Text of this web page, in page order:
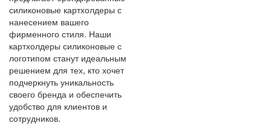
силиконовые картхолдеры с
нанесением вашего
фирменного стиля. Наши
картхолдеры силиконовые с
логотипом станут идеальным
решением для тех, кто хочет
подчеркнуть уникальность
своего бренда и обеспечить
удобство для клиентов и
сотрудников.